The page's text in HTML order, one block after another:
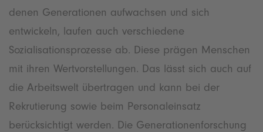
denen Generationen aufwachsen und sich
entwickeln, laufen auch verschiedene
Sozialisationsprozesse ab. Diese prägen Menschen
mit ihren Wertvorstellungen. Das lässt sich auch auf
die Arbeitswelt übertragen und kann bei der
Rekrutierung sowie beim Personaleinsatz
berücksichtigt werden. Die Generationenforschung